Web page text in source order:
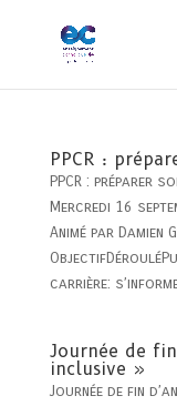
PPCR :
PPCR : préparer
Mercredi 16
Animé par Damien
carrière:
Journée de
inclusive »
Journée de fin